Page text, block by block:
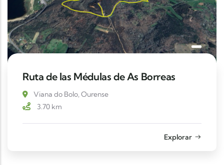
Ruta de las Médulas de As Borreas
Viana do Bolo, Ourense
3.70 km
Explorar